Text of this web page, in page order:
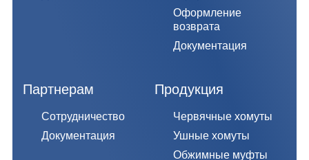
Оформление
возврата
Документация
Партнерам
Сотрудничество
Документация
Продукция
Червячные хомуты
Ушные хомуты
Обжимные муфты